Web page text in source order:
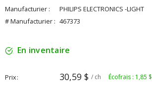
Manufacturier :
PHILIPS ELECTRONICS -LIGHT
# Manufacturier : 467373
En inventaire
Prix 30,59 $ / ch Écofrais : 1,85 $